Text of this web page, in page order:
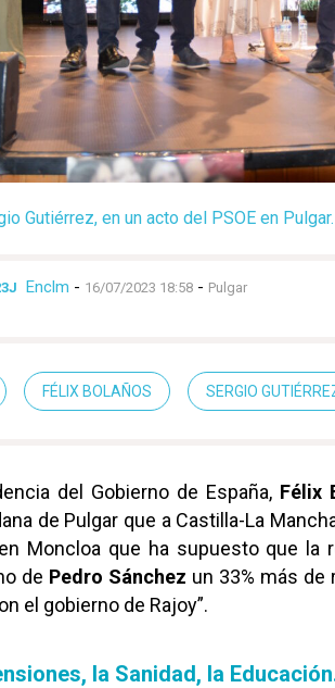
Gutiérrez, en un acto del PSOE en Pulgar.
Enclm - 16/07/2023 18:58 - Pulgar
FÉLIX BOLAÑOS SERGIO
del Gobierno de España, Félix
de Pulgar que a Castilla-La
Moncloa que ha supuesto que la
de Pedro Sánchez un 33% más
el gobierno de Rajoy”.
la Sanidad, la